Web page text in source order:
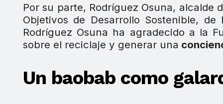
Por su parte, Rodríguez Osuna,
Objetivos de Desarrollo Sostenible,
Rodríguez Osuna ha agradecido a la
sobre el reciclaje y generar una
Un baobab como